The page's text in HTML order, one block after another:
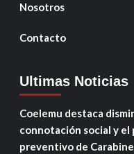
Nosotros
Contacto
Ultimas Noticias
Coelemu destaca
connotación social y
preventivo de